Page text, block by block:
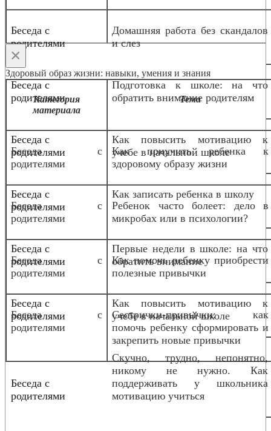
Беседа с
родителями
Домашняя работа без скандалов
и слез
Беседа с
родителями
Подготовка к школе: на что
обратить внимание родителям
Беседа с
родителями
Как повысить мотивацию к
учебе в начальной школе
Беседа с
родителями
Как записать ребенка в школу
Беседа с
родителями
Первые недели в школе: на что
обратить внимание
Беседа с
родителями
Как повысить мотивацию к
учебе в начальной школе
Беседа с
родителями
Скучно, трудно, непонятно,
никому не нужно. Как
поддерживать у школьника
мотивацию учиться
×
Здоровый образ жизни: навыки, умения и знания
Категория
материала
Тема
Беседа с
родителями
Как приучить ребенка к
здоровому образу жизни
Беседа с
родителями
Ребенок часто болеет: дело в
микробах или в психологии?
Беседа с
родителями
Как помочь ребенку приобрести
полезные привычки
Беседа с
родителями
Сестрички-привычки: как
помочь ребенку сформировать и
закрепить новые привычки